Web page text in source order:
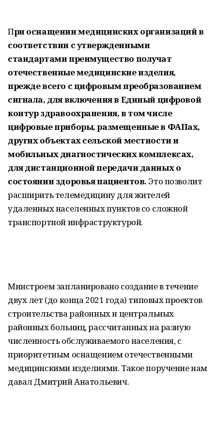
При оснащении медицинских организаций в
соответствии с утвержденными
стандартами преимущество получат
отечественные медицинские изделия,
прежде всего с цифровым преобразованием
сигнала, для включения в Единый цифровой
контур здравоохранения, в том числе
цифровые приборы, размещенные в ФАПах,
других объектах сельской местности и
мобильных диагностических комплексах,
для дистанционной передачи данных о
состоянии здоровья пациентов. Это позволит
расширить телемедицину для жителей
удаленных населенных пунктов со сложной
транспортной инфраструктурой.
Минстроем запланировано создание в течение
двух лет (до конца 2021 года) типовых проектов
строительства районных и центральных
районных больниц, рассчитанных на разную
численность обслуживаемого населения, с
приоритетным оснащением отечественными
медицинскими изделиями. Такое поручение нам
давал Дмитрий Анатольевич.